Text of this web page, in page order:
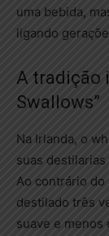
uma bebida,
ligando
A tradição
Swallows”
Na Irlanda, o
suas
Ao contrário do
destilado três
suave e menos